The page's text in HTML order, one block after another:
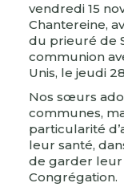
vendredi 15
Chantereine,
du prieuré de
communion
Unis, le jeudi
Nos sœurs
communes,
particularité
leur santé,
de garder leur
Congrégation.